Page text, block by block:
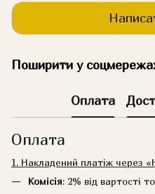
Поширити у
Оплата
Оплата
1. Накладений платіж через
Комісія: 2% від вартості